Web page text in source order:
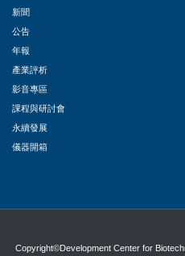
新聞
公告
年報
產業評析
影音專區
課程與研討會
永續發展
儀器開箱
Copyright©Development Center for